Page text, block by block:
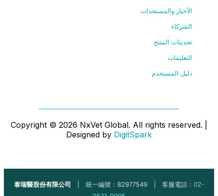
الأخبار والمستجدات
الشركاء
تحديثات المنتج
التعليمات
دليل المستخدم
Copyright ©2026NxVet Global. All rights reserved. |
Designed byDigitSpark
泰瑞醫股份有限公司 | 統一編號：82977549 | 客服電話：02-